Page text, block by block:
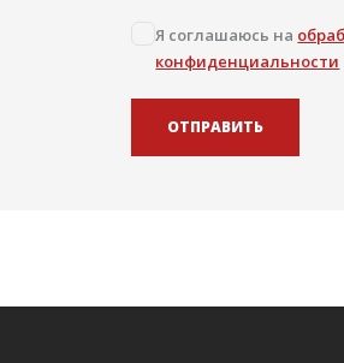
Я соглашаюсь на
конфиденциальности
ОТПРАВИТЬ